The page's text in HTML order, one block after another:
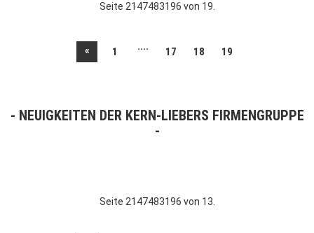
Seite 2147483196 von 19.
« 1 .... 17 18 19
NEUIGKEITEN DER KERN-LIEBERS FIRMENGRUPPE
Seite 2147483196 von 13.